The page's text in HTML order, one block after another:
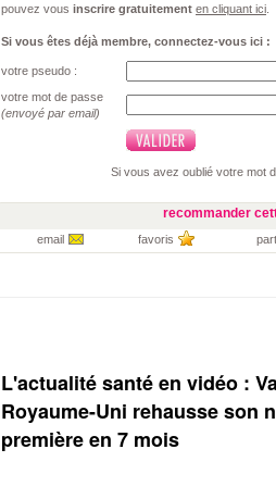
pouvez vous inscrire gratuitement en cliquant ici
Si vous êtes déjà membre, connectez-vous ici :
votre pseudo :
votre mot de passe
(envoyé par email)
Si vous avez oublié votre mot
recommander
email favoris
L'actualité santé en vidéo :
Royaume-Uni rehausse son
première en 7 mois